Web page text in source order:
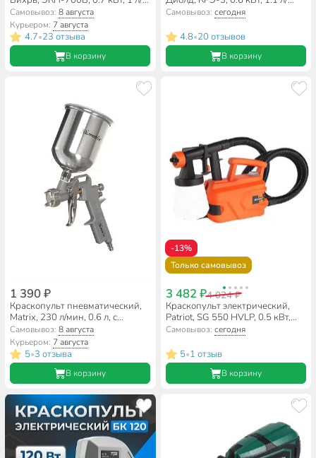
мин, 0.8 л, 80 DIN/сек, с нижним
бачком, 2.6 мм, 72/17/1
Самовывоз:8 августа
Курьером: 7 августа
4.7•23 отзыва
В корзину
мин, 0.7 л, 60 DIN/сек, 2.6 мм,
Самовывоз: сегодня
4.8•20 отзывов
В корзину
1 390 ₽
Краскопульт пневматический,
Matrix, 230 л/мин, 0.6 л, с
верхним бачком, 1.2, 1.5, 1.8
мм, 1.2, 1.5, 1.8 мм, 57314
Самовывоз:8 августа
Курьером: 7 августа
5•3 отзыва
В корзину
-13%
Только самовывоз
3 482 ₽4 024 ₽
Краскопульт электрический,
Patriot, SG 550 HVLP, 0.5 кВт,
850 л/мин, 0.7 л, 50 DIN/сек,
170303510
Самовывоз: сегодня
5•1 отзыв
В корзину